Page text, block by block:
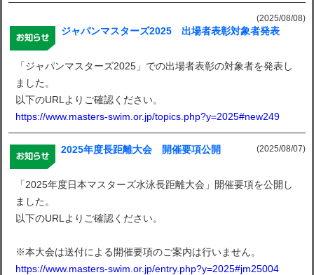
(2025/08/08)
ジャパンマスターズ2025 出場者表彰対象者発表
「ジャパンマスターズ2025」での出場者表彰の対象者を発表し
ました。
以下のURLよりご確認ください。
https://www.masters-swim.or.jp/topics.php?y=2025#new249
(2025/08/07)
2025年度長距離大会 開催要項公開
「2025年度日本マスターズ水泳長距離大会」開催要項を公開し
ました。
以下のURLよりご確認ください。
※本大会は送付による開催要項のご案内は行いません。
https://www.masters-swim.or.jp/entry.php?y=2025#jm25004